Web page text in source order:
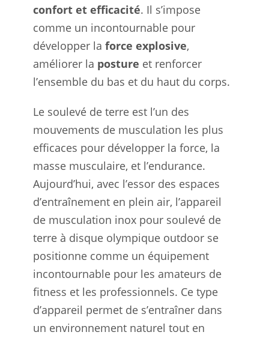
confort et efficacité. Il s’impose
comme un incontournable pour
développer la force explosive,
améliorer la posture et renforcer
l’ensemble du bas et du haut du corps.
Le soulevé de terre est l’un des
mouvements de musculation les plus
efficaces pour développer la force, la
masse musculaire, et l’endurance.
Aujourd’hui, avec l’essor des espaces
d’entraînement en plein air, l’appareil
de musculation inox pour soulevé de
terre à disque olympique outdoor se
positionne comme un équipement
incontournable pour les amateurs de
fitness et les professionnels. Ce type
d’appareil permet de s’entraîner dans
un environnement naturel tout en